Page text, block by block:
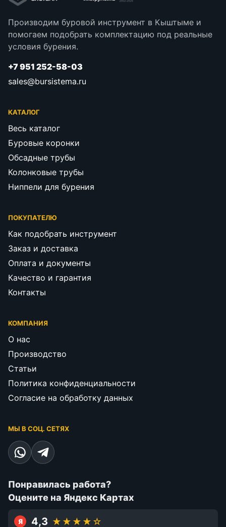
Производим буровой инструмент в Кыштыме и
помогаем подобрать комплектацию под реальные
условия бурения.
+7 951 252-58-03
sales@bursistema.ru
КАТАЛОГ
Весь каталог
Буровые коронки
Обсадные трубы
Колонковые трубы
Ниппели для бурения
ПОКУПАТЕЛЮ
Как подобрать инструмент
Заказ и доставка
Оплата и документы
Качество и гарантия
Контакты
КОМПАНИЯ
О нас
Производство
Статьи
Политика конфиденциальности
Согласие на обработку данных
МЫ В СОЦ. СЕТЯХ
Понравилась работа?
Оцените на Яндекс Картах
Я 4,3 ★★★★☆